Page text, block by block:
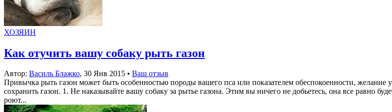
ХОЗЯИН
Как отучить вашу собаку рыть газон
Автор: Василь Блажко, 30 Янв 2015 • Ваш отзыв
Привычка рыть газон может быть особенностью породы вашего пса или показателем обеспокоенности,
сохранить газон. 1. Не наказывайте вашу собаку за рытье газона. Этим вы ничего не добьетесь, она все равно
роют...